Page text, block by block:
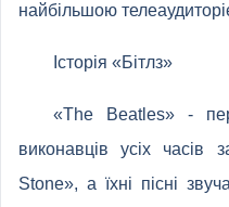
найбільшою
Історія «Бітлз»
«The Beatles» -
виконавців усіх часів
Stone», а їхні пісні